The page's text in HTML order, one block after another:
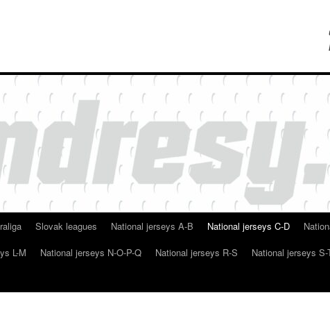
Slovak leagues National jerseys A-B National jerseys C-D
L-M National jerseys N-O-P-Q National jerseys R-S National jerseys S-